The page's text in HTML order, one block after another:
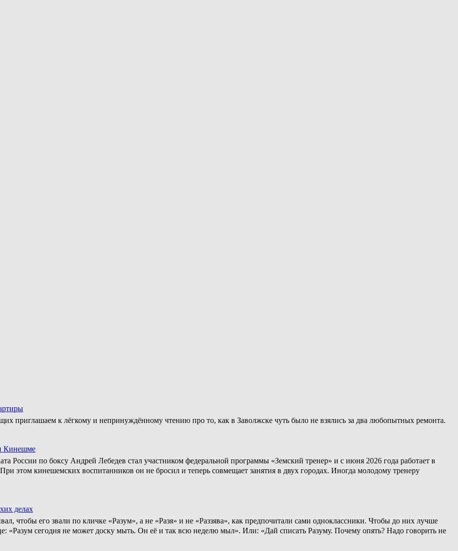
приглашаем к лёгкому и непринуждённому чтению про то, как в Заволжске чуть было не взялись за два любопытных ремонта.
Кинешме
России по боксу Андрей Лебедев стал участником федеральной программы «Земский тренер» и с июня 2026 года работает в
этом кинешемских воспитанников он не бросил и теперь совмещает занятия в двух городах. Иногда молодому тренеру
делах
чтобы его звали по кличке «Разум», а не «Разя» и не «Раззява», как предпочитали сами одноклассники. Чтобы до них лучше
«Разум сегодня не может доску мыть. Он её и так всю неделю мыл». Или: «Дай списать Разуму. Почему опять? Надо говорить не